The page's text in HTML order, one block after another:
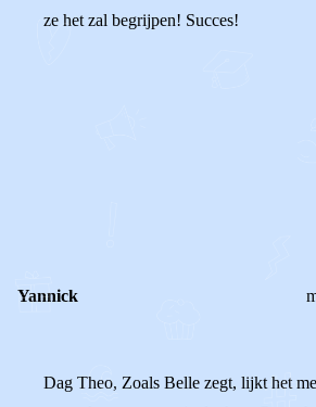
ze het zal begrijpen! Succes!
Yannick
Dag Theo, Zoals Belle zegt, lijkt het